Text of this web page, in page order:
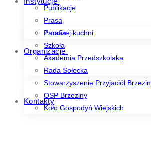
Publikacje
Prasa
Z naszej kuchni
Parafia
Szkoła
Akademia Przedszkolaka
Rada Sołecka
Organizacje
Stowarzyszenie Przyjaciół Brzezin
OSP Brzeziny
Koło Gospodyń Wiejskich
Kontakty